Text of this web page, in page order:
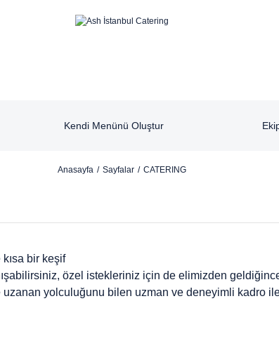
Kendi Menünü Oluştur
Anasayfa Sayfalar CATERING
bir keşif
özel istekleriniz için de elimizden
yolculuğunu bilen uzman ve deneyimli kadro ile